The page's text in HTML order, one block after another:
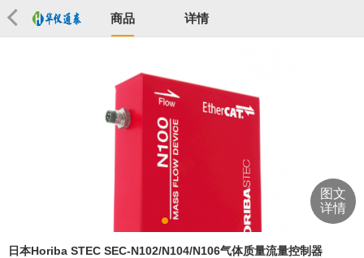
商品 详情
图文
详情
日本Horiba STEC SEC-N102/N104/N106气体质量流量控制器